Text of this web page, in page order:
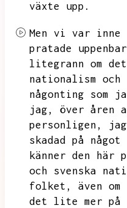
växte upp.
Men vi var
pratade
litegrann om
nationalism och
någonting som
jag,
över åren
personligen,
skadad på
känner den här
och svenska
folket,
även
det lite mer på